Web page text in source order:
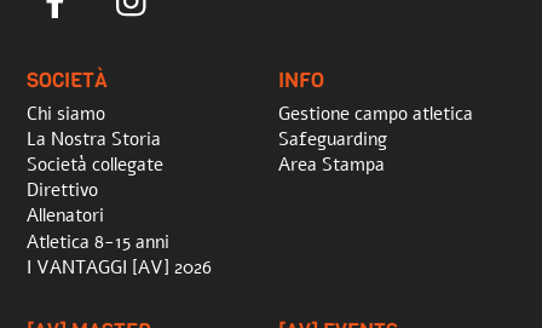
SOCIETÀ
Chi siamo
La Nostra Storia
Società collegate
Direttivo
Allenatori
Atletica 8-15 anni
I VANTAGGI [AV] 2026
INFO
Gestione campo atletica
Safeguarding
Area Stampa